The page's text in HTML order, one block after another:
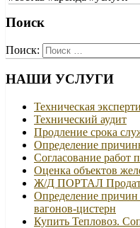
Поиск
Поиск:
НАШИ УСЛУГИ
Техническая
Технический аудит
Продление срока
Определение
Согласование
Оценка объектов
Ж/Д ПОРТАЛ
Определение причин
вагонов-цистерн
Купить Тепловоз.